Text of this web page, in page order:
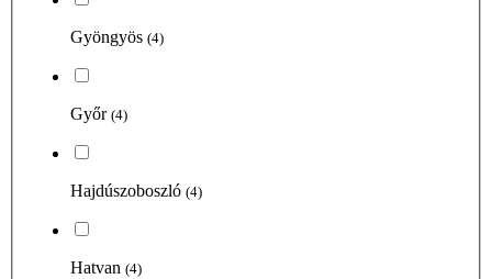
Gyöngyös (4)
Győr (4)
Hajdúszoboszló (4)
Hatvan (4)